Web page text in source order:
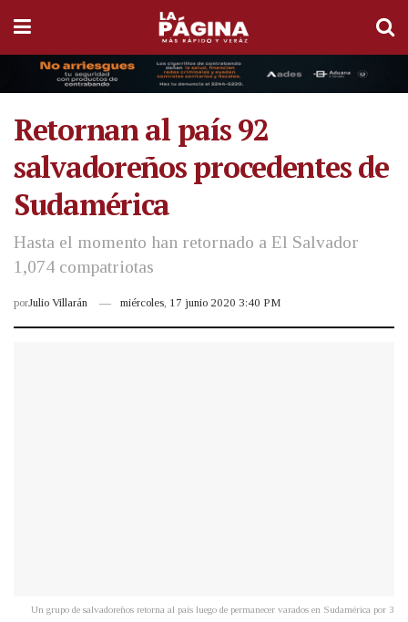
Retornan al país 92
salvadoreños procedentes de
Sudamérica
Hasta el momento han retornado a El Salvador
1,074 compatriotas
porJulio Villarán miércoles, 17 junio 2020 3:40 PM
Un grupo de salvadoreños retorna al país luego de permanecer varados en Sudamérica por 3